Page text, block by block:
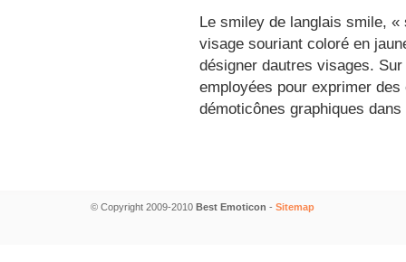
Le smiley de langlais smile,
visage souriant coloré en
désigner dautres visages.
employées pour exprimer
démoticônes graphiques
© Copyright 2009-2010 Best Emoticon - Sitemap